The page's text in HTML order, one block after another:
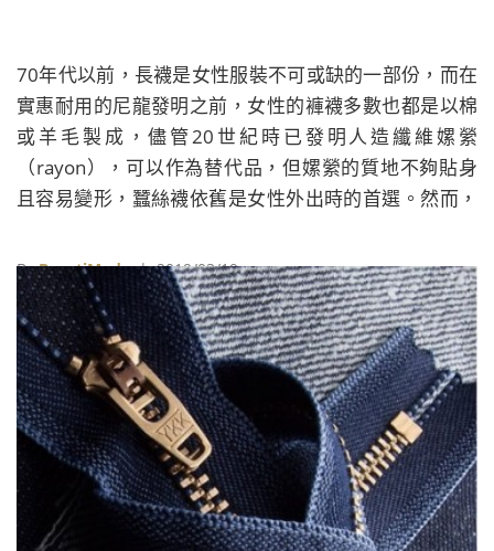
70年代以前，長襪是女性服裝不可或缺的一部份，而在
實惠耐用的尼龍發明之前，女性的褲襪多數也都是以棉
或羊毛製成，儘管20世紀時已發明人造纖維嫘縈
（rayon），可以作為替代品，但嫘縈的質地不夠貼身
且容易變形，蠶絲襪依舊是女性外出時的首選。然而，
屬上流社會的高級品，尋常人家即便擁有也捨不得常
穿。
ByBeautiMode| 2019/03/19